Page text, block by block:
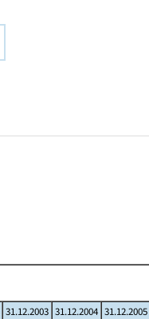
31.12.2003 31.12.2004 31.12.2005